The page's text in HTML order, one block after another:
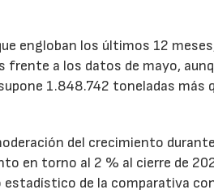
engloban los últimos 12
a los datos de mayo,
1.848.742 toneladas más
del crecimiento
en torno al 2 % al cierre de
de la comparativa